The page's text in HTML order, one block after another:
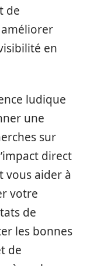
de
améliorer
en
ludique
une
sur
direct
vous aider à
votre
de
les bonnes
de